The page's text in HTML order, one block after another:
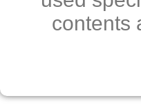
contents